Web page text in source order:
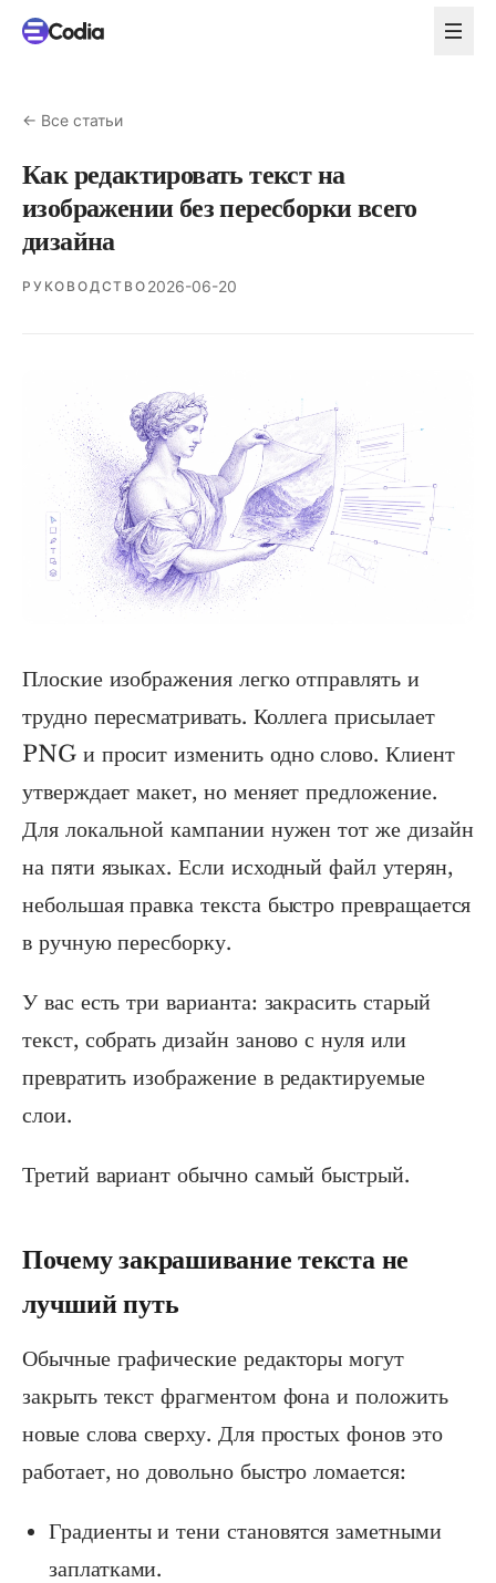
← Все статьи
Как редактировать текст на
изображении без пересборки всего
дизайна
РУКОВОДСТВО 2026-06-20
Плоские изображения легко отправлять и
трудно пересматривать. Коллега присылает
PNG и просит изменить одно слово. Клиент
утверждает макет, но меняет предложение.
Для локальной кампании нужен тот же дизайн
на пяти языках. Если исходный файл утерян,
небольшая правка текста быстро превращается
в ручную пересборку.
У вас есть три варианта: закрасить старый
текст, собрать дизайн заново с нуля или
превратить изображение в редактируемые
слои.
Третий вариант обычно самый быстрый.
Почему закрашивание текста не
лучший путь
Обычные графические редакторы могут
закрыть текст фрагментом фона и положить
новые слова сверху. Для простых фонов это
работает, но довольно быстро ломается:
Градиенты и тени становятся заметными
заплатками.